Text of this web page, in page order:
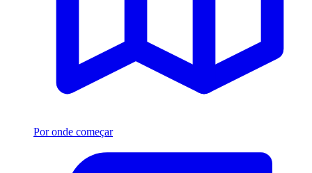
Por onde começar